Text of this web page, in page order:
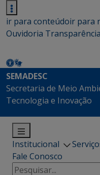
ir para conteúdoir para
Ouvidoria Transparência
SEMADESC
Secretaria de Meio
Tecnologia e Inovação
Institucional
Fale Conosco
Pesquisar